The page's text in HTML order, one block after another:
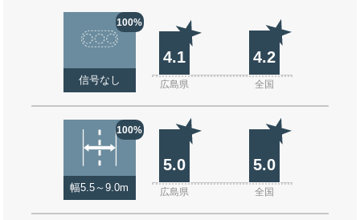
100%
信号なし
4.1 4.2
広島県 全国
100%
幅5.5～9.0m
5.0 5.0
広島県 全国